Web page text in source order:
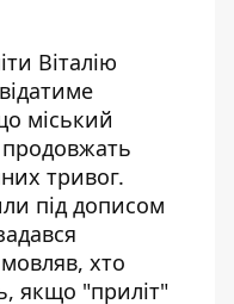
Віталію
міський
тривог.
під дописом
хто
якщо "приліт"